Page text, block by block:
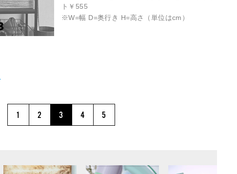
ト￥555
※W=幅 D=奥行き H=高さ（単位はcm）
1 2 3 4 5